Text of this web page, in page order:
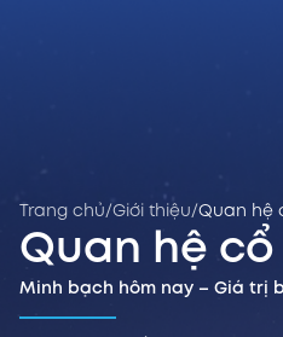
Trang chủ/Giới thiệu/Quan hệ
Quan hệ
Minh bạch hôm nay – Giá trị